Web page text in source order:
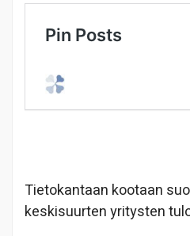
Tietokantaan kootaan
keskisuurten yritysten